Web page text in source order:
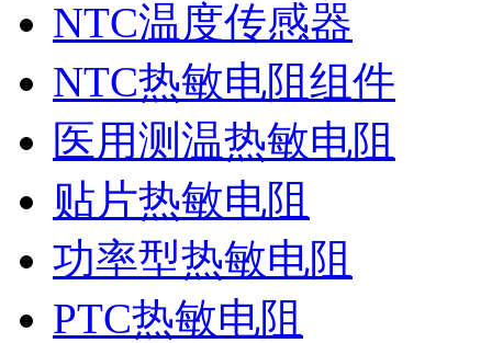
NTC温度传感器
NTC热敏电阻组件
医用测温热敏电阻
贴片热敏电阻
功率型热敏电阻
PTC热敏电阻